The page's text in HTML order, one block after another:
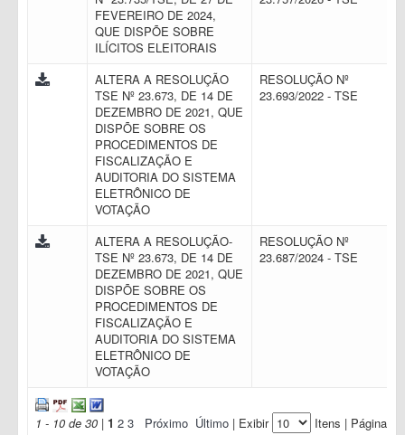
FEVEREIRO DE 2024,
QUE DISPÕE SOBRE
ILÍCITOS ELEITORAIS
ALTERA A RESOLUÇÃO
TSE Nº 23.673, DE 14 DE
DEZEMBRO DE 2021, QUE
DISPÕE SOBRE OS
PROCEDIMENTOS DE
FISCALIZAÇÃO E
AUDITORIA DO SISTEMA
ELETRÔNICO DE
VOTAÇÃO
RESOLUÇÃO Nº
23.693/2022 - TSE
ALTERA A RESOLUÇÃO-
TSE Nº 23.673, DE 14 DE
DEZEMBRO DE 2021, QUE
DISPÕE SOBRE OS
PROCEDIMENTOS DE
FISCALIZAÇÃO E
AUDITORIA DO SISTEMA
ELETRÔNICO DE
VOTAÇÃO
RESOLUÇÃO Nº
23.687/2024 - TSE
1 - 10 de 30 | 1 2 3 Próximo Último | Exibir Itens | Página: